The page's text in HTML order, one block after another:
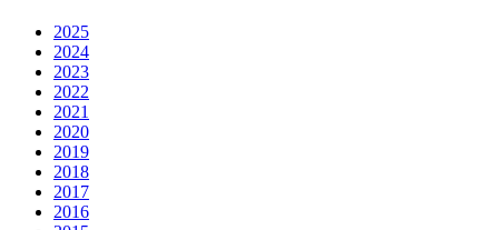
2025
2024
2023
2022
2021
2020
2019
2018
2017
2016